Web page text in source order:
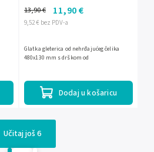
9,52 € bez PDV-a
13,90 € 11,90 €
Dodaj u košaricu
Glatka gleterica od nehrđajućeg čelika
480x130 mm s drškom od
Učitaj još 6